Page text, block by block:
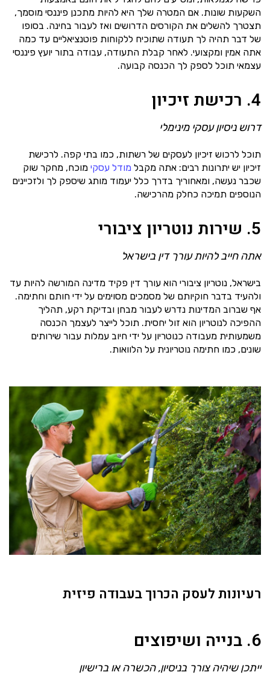
השקעות שונות. אם המטרה שלך היא להיות מתכנן פיננסי מוסמך,
תצטרך להשלים את הקורסים הדרושים ואז לעבור בחינה. בסופו
של דבר תהיה לך תעודה שתוכיח ללקוחות פוטנציאליים עד כמה
אתה אמין ומקצועי. לאחר קבלת התעודה, עבודה בתור יועץ פיננסי
עצמאי תוכל לספק לך הכנסה קבועה.
4. רכישת זיכיון
דרוש ניסיון עסקי מינימלי
תוכל לרכוש זיכיון לעסקים של רשתות, כמו בתי קפה. לרכישת
זיכיון יש יתרונות רבים: אתה מקבל מודל עסקי מוכח, מחקר שוק
שכבר נעשה, ומאחוריך בדרך כלל יעמוד מותג שיספק לך ולזכיינים
הנוספים תמיכה כחלק מהרכישה.
5. שירות נוטריון ציבורי
אתה חייב להיות עורך דין בישראל
בישראל, נוטריון ציבורי הוא עורך דין פקיד מדינה המורשה להיות עד
ולהעיד בדבר חוקיותם של מסמכים מסוימים על ידי חותם וחתימה.
אף שברוב המדינות נדרש לעבור מבחן ובדיקת רקע, תהליך
ההפיכה לנוטריון הוא זול יחסית. תוכל לייצר לעצמך הכנסה
משמעותית מעבודה כנוטריון על ידי חיוב עמלות עבור שירותים
שונים, כמו חתימה נוטריונית על הלוואות.
רעיונות לעסק הכרוך בעבודה פיזית
6. בנייה ושיפוצים
ייתכן שיהיה צורך בניסיון, הכשרה או ברישיון